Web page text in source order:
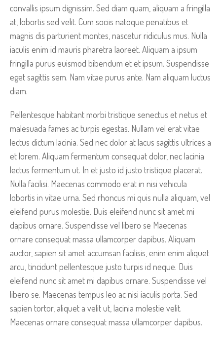
convallis ipsum dignissim. Sed diam quam, aliquam a fringilla
at, lobortis sed velit. Cum sociis natoque penatibus et
magnis dis parturient montes, nascetur ridiculus mus. Nulla
iaculis enim id mauris pharetra laoreet. Aliquam a ipsum
fringilla purus euismod bibendum et et ipsum. Suspendisse
eget sagittis sem. Nam vitae purus ante. Nam aliquam luctus
diam.
Pellentesque habitant morbi tristique senectus et netus et
malesuada fames ac turpis egestas. Nullam vel erat vitae
lectus dictum lacinia. Sed nec dolor at lacus sagittis ultrices a
et lorem. Aliquam fermentum consequat dolor, nec lacinia
lectus fermentum ut. In et justo id justo tristique placerat.
Nulla facilisi. Maecenas commodo erat in nisi vehicula
lobortis in vitae urna. Sed rhoncus mi quis nulla aliquam, vel
eleifend purus molestie. Duis eleifend nunc sit amet mi
dapibus ornare. Suspendisse vel libero se Maecenas
ornare consequat massa ullamcorper dapibus. Aliquam
auctor, sapien sit amet accumsan facilisis, enim enim aliquet
arcu, tincidunt pellentesque justo turpis id neque. Duis
eleifend nunc sit amet mi dapibus ornare. Suspendisse vel
libero se. Maecenas tempus leo ac nisi iaculis porta. Sed
sapien tortor, aliquet a velit ut, lacinia molestie velit.
Maecenas ornare consequat massa ullamcorper dapibus.